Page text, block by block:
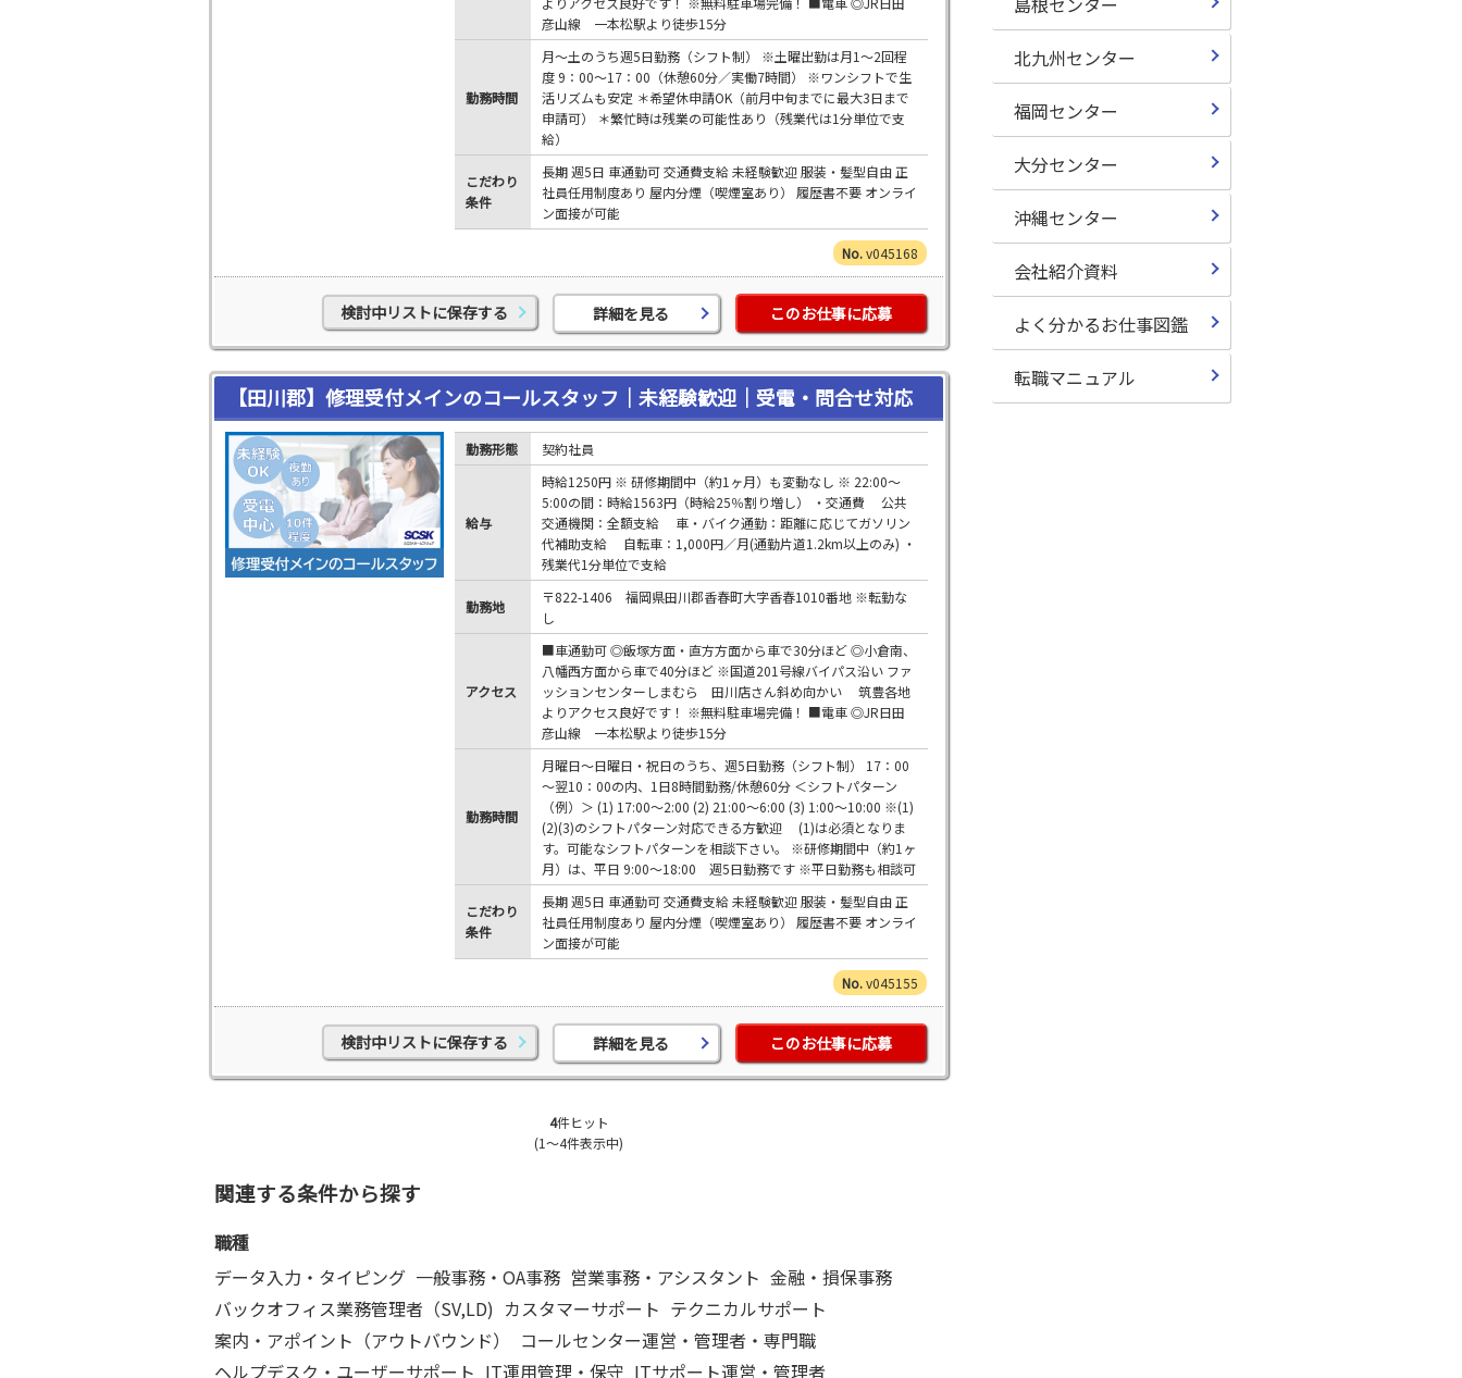
彦山線 一本松駅より徒歩15分
勤務時間
月～土のうち週5日勤務（シフト制） ※土曜出勤は月1～2回程
度 9：00～17：00（休憩60分／実働7時間） ※ワンシフトで生
活リズムも安定 ＊希望休申請OK（前月中旬までに最大3日まで
申請可） ＊繁忙時は残業の可能性あり（残業代は1分単位で支
給）
こだわり
条件
長期 週5日 車通勤可 交通費支給 未経験歓迎 服装・髪型自由 正
社員任用制度あり 屋内分煙（喫煙室あり） 履歴書不要 オンライ
ン面接が可能
v045168
検討中リストに保存する 詳細を見る このお仕事に応募
【田川郡】修理受付メインのコールスタッフ｜未経験歓迎｜受電・問合せ対応
勤務形態 契約社員
給与
時給1250円 ※ 研修期間中（約1ヶ月）も変動なし ※ 22:00～
5:00の間：時給1563円（時給25％割り増し） ・交通費 公共
交通機関：全額支給 車・バイク通勤：距離に応じてガソリン
代補助支給 自転車：1,000円／月(通勤片道1.2km以上のみ) ・
残業代1分単位で支給
勤務地
〒822-1406 福岡県田川郡香春町大字香春1010番地 ※転勤な
し
アクセス
■車通勤可 ◎飯塚方面・直方方面から車で30分ほど ◎小倉南、
八幡西方面から車で40分ほど ※国道201号線バイパス沿い ファ
ッションセンターしまむら 田川店さん斜め向かい 筑豊各地
よりアクセス良好です！ ※無料駐車場完備！ ■電車 ◎JR日田
彦山線 一本松駅より徒歩15分
勤務時間
月曜日～日曜日・祝日のうち、週5日勤務（シフト制） 17：00
～翌10：00の内、1日8時間勤務/休憩60分 ＜シフトパターン
（例）＞ (1) 17:00～2:00 (2) 21:00～6:00 (3) 1:00～10:00 ※(1)
(2)(3)のシフトパターン対応できる方歓迎 (1)は必須となりま
す。可能なシフトパターンを相談下さい。 ※研修期間中（約1ヶ
月）は、平日 9:00～18:00 週5日勤務です ※平日勤務も相談可
こだわり
条件
長期 週5日 車通勤可 交通費支給 未経験歓迎 服装・髪型自由 正
社員任用制度あり 屋内分煙（喫煙室あり） 履歴書不要 オンライ
ン面接が可能
v045155
検討中リストに保存する 詳細を見る このお仕事に応募
4件ヒット
(1～4件表示中)
関連する条件から探す
職種
データ入力・タイピング 一般事務・OA事務 営業事務・アシスタント 金融・損保事務
バックオフィス業務管理者（SV,LD) カスタマーサポート テクニカルサポート
案内・アポイント（アウトバウンド）
コールセンター運営・管理者・専門職
ヘルプデスク・ユーザーサポート IT運用管理・保守 ITサポート運営・管理者
北九州センター
福岡センター
大分センター
沖縄センター
会社紹介資料
よく分かるお仕事図鑑
転職マニュアル